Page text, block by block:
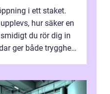
i ett staket.
hur säker en
du rör dig in
ger både trygghet,